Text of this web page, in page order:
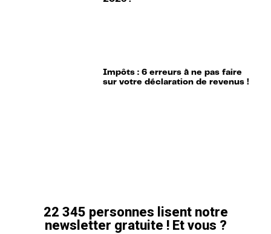
Impôts : 6 erreurs à ne pas faire
sur votre déclaration de revenus !
22 345 personnes lisent notre
newsletter gratuite ! Et vous ?